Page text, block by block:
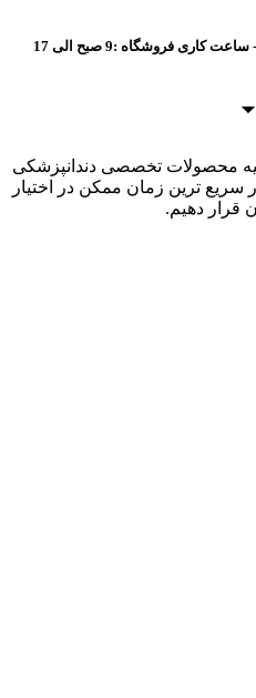
شفامارکت همراه زندگی حرفه ای شما - ساعت کاری فروشگاه :9 صبح الی 17
محصولات تخصصی دندانپزشکی
ترین زمان ممکن در اختیار
قرار دهیم.